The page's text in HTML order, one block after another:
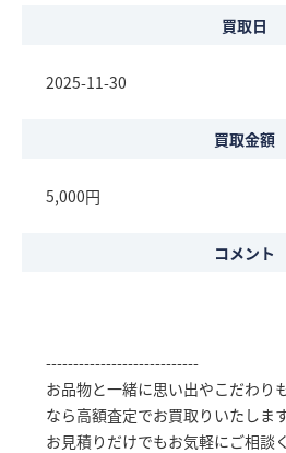
買取日
2025-11-30
買取金額
5,000円
コメント
----------------------------
お品物と一緒に思い出やこだわり
なら高額査定でお買取りいたします
お見積りだけでもお気軽にご相談